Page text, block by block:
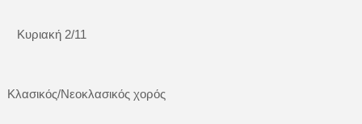
Κυριακή 2/11
Κλασικός/Νεοκλασικός χορός